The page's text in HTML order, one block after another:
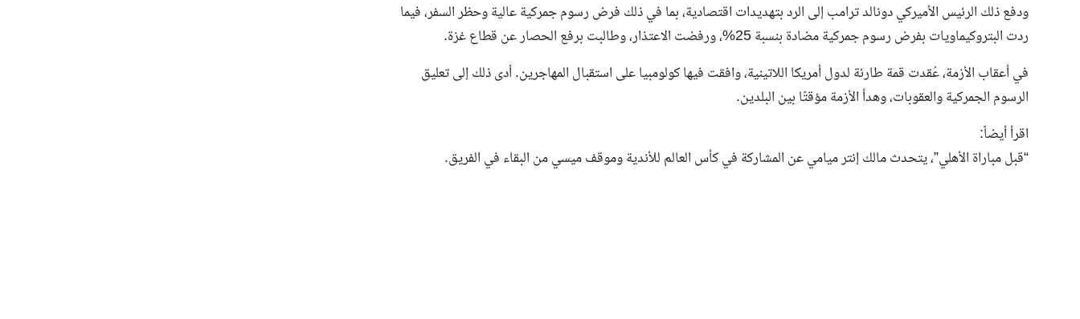
ودفع ذلك الرئيس الأميركي دونالد ترامب إلى الرد بتهديدات اقتصادية، بما في ذلك فرض رسوم جمركية عالية وحظر السفر، فيما
ردت البتروكيماويات بفرض رسوم جمركية مضادة بنسبة 25%، ورفضت الاعتذار، وطالبت برفع الحصار عن قطاع غزة.
في أعقاب الأزمة، عُقدت قمة طارئة لدول أمريكا اللاتينية، وافقت فيها كولومبيا على استقبال المهاجرين. أدى ذلك إلى تعليق
الرسوم الجمركية والعقوبات، وهدأ الأزمة مؤقتًا بين البلدين.
اقرأ أيضاً:
“قبل مباراة الأهلي”، يتحدث مالك إنتر ميامي عن المشاركة في كأس العالم للأندية وموقف ميسي من البقاء في الفريق.